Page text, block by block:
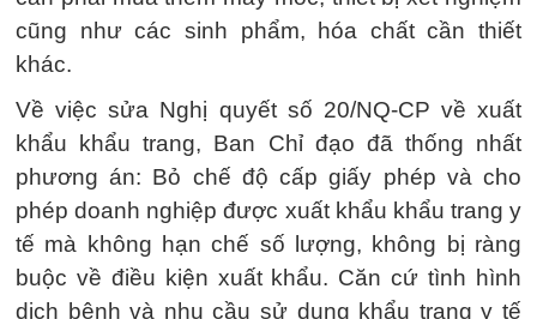
cũng như các sinh phẩm, hóa chất cần thiết
khác.
Về việc sửa Nghị quyết số 20/NQ-CP về xuất
khẩu khẩu trang, Ban Chỉ đạo đã thống nhất
phương án: Bỏ chế độ cấp giấy phép và cho
phép doanh nghiệp được xuất khẩu khẩu trang y
tế mà không hạn chế số lượng, không bị ràng
buộc về điều kiện xuất khẩu. Căn cứ tình hình
dịch bệnh và nhu cầu sử dụng khẩu trang y tế